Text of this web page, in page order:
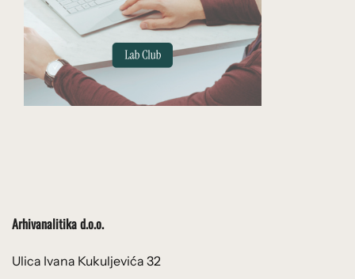
Arhivanalitika d.o.o.
Ulica Ivana Kukuljevića 32